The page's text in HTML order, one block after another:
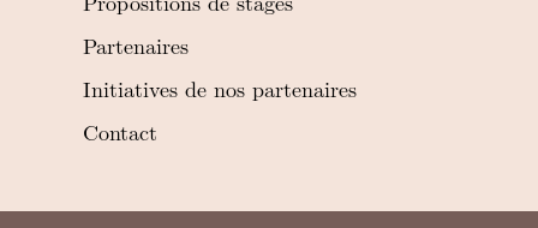
Partenaires
Initiatives de nos partenaires
Contact